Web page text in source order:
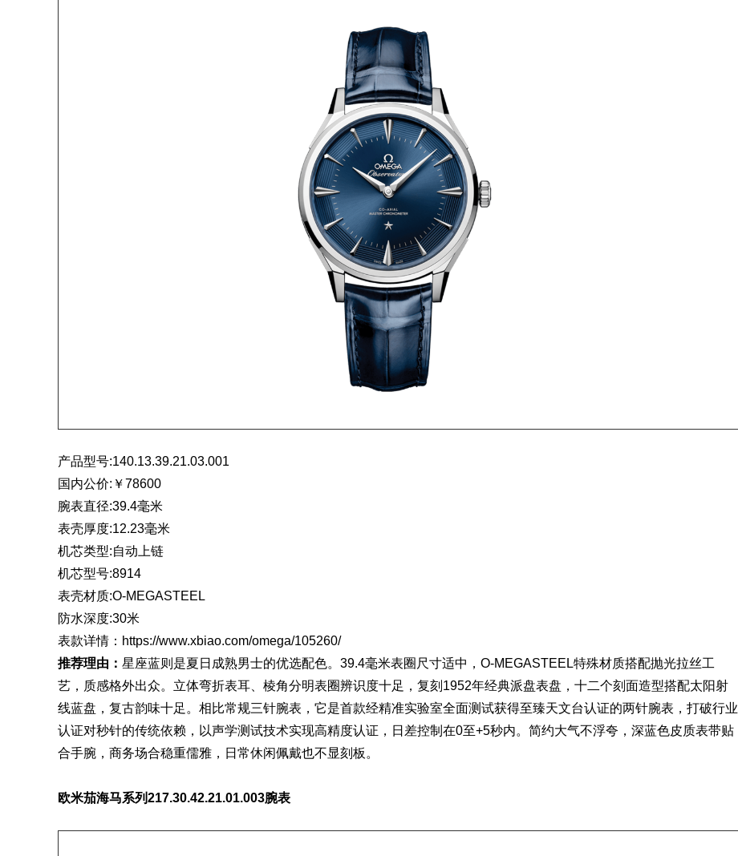
产品型号:140.13.39.21.03.001
国内公价:￥78600
腕表直径:39.4毫米
表壳厚度:12.23毫米
机芯类型:自动上链
机芯型号:8914
表壳材质:O-MEGASTEEL
防水深度:30米
表款详情： https://www.xbiao.com/omega/105260/
推荐理由： 星座蓝则是夏日成熟男士的优选配色。39.4毫米表圈尺寸适中，O-MEGASTEEL特殊材质搭配抛光拉丝工
艺，质感格外出众。立体弯折表耳、棱角分明表圈辨识度十足，复刻1952年经典派盘表盘，十二个刻面造型搭配太阳射
线蓝盘，复古韵味十足。相比常规三针腕表，它是首款经精准实验室全面测试获得至臻天文台认证的两针腕表，打破行业
认证对秒针的传统依赖，以声学测试技术实现高精度认证，日差控制在0至+5秒内。简约大气不浮夸，深蓝色皮质表带贴
合手腕，商务场合稳重儒雅，日常休闲佩戴也不显刻板。
欧米茄海马系列217.30.42.21.01.003腕表
评